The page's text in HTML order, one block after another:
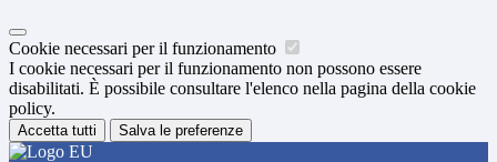
Cookie necessari per il funzionamento
I cookie necessari per il funzionamento non possono essere
disabilitati. È possibile consultare l'elenco nella pagina della cookie
policy.
Accetta tutti Salva le preferenze